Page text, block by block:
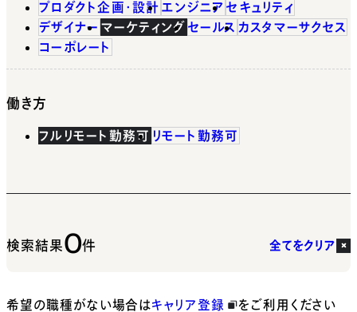
プロダクト企画・設計 エンジニア セキュリティ
デザイナー マーケティング セールス カスタマーサクセス
コーポレート
働き方
フルリモート勤務可 リモート勤務可
検索結果0件 全てをクリア
希望の職種がない場合はキャリア登録 をご利用ください